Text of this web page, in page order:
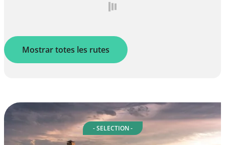
Mostrar totes les rutes
- SELECTION -